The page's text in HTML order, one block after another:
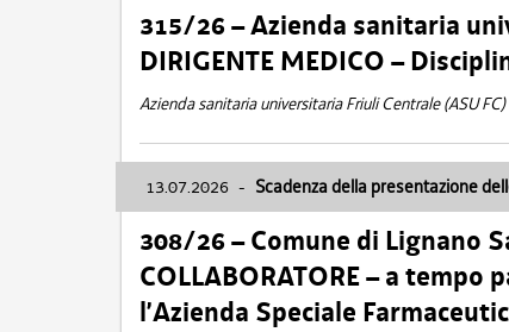
315/26 – Azienda sanitaria
DIRIGENTE MEDICO –
Azienda sanitaria universitaria Friuli Centrale (ASU FC)
13.07.2026 - Scadenza della presentazione
308/26 – Comune di Lignano
COLLABORATORE – a
l’Azienda Speciale